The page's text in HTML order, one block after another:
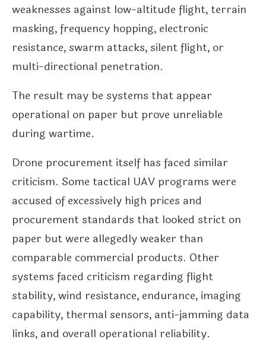
weaknesses against low-altitude flight, terrain
masking, frequency hopping, electronic
resistance, swarm attacks, silent flight, or
multi-directional penetration.
The result may be systems that appear
operational on paper but prove unreliable
during wartime.
Drone procurement itself has faced similar
criticism. Some tactical UAV programs were
accused of excessively high prices and
procurement standards that looked strict on
paper but were allegedly weaker than
comparable commercial products. Other
systems faced criticism regarding flight
stability, wind resistance, endurance, imaging
capability, thermal sensors, anti-jamming data
links, and overall operational reliability.